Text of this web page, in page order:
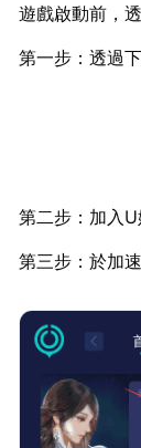
遊戲啟動前，
第一步：透過
第二步：加入U
第三步：於加